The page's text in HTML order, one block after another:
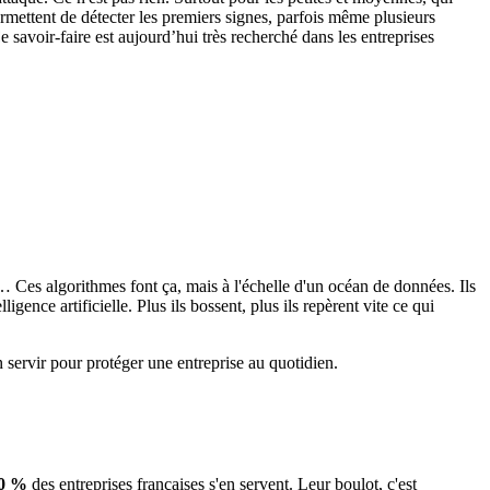
de détecter les premiers signes, parfois même plusieurs
faire est aujourd’hui très recherché dans les entreprises
Ces algorithmes font ça, mais à l'échelle d'un océan de données. Ils
artificielle. Plus ils bossent, plus ils repèrent vite ce qui
pour protéger une entreprise au quotidien.
% des entreprises françaises s'en servent. Leur boulot, c'est